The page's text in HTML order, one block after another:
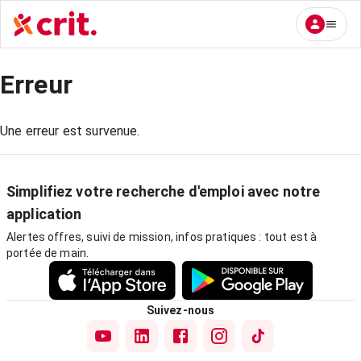
Erreur
Une erreur est survenue.
Simplifiez votre recherche d'emploi avec notre
application
Alertes offres, suivi de mission, infos pratiques : tout est à
portée de main.
Suivez-nous